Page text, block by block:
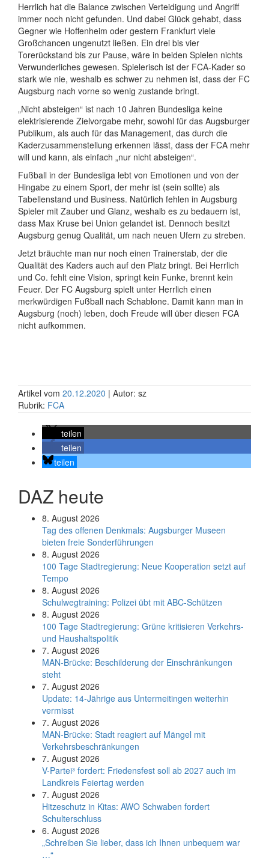
Herrlich hat die Balance zwischen Verteidigung und Angriff
immer noch nicht gefunden. Und dabei Glück gehabt, dass
Gegner wie Hoffenheim oder gestern Frankfurt viele
Großchancen ungenutzt ließen. Ein drei bis vier
Torerückstand bis zur Pause, wäre in beiden Spielen nichts
Verwunderliches gewesen. Spielerisch ist der FCA-Kader so
stark wie nie, weshalb es schwer zu nehmen ist, dass der FC
Augsburg nach vorne so wenig zustande bringt.
„Nicht absteigen“ ist nach 10 Jahren Bundesliga keine
elektrisierende Zielvorgabe mehr, sowohl für das Augsburger
Publikum, als auch für das Management, das durch die
Kaderzusammenstellung erkennen lässt, dass der FCA mehr
will und kann, als einfach „nur nicht absteigen“.
Fußball in der Bundesliga lebt von Emotionen und von der
Hingabe zu einem Sport, der mehr ist (sein sollte) als
Tabellenstand und Business. Natürlich fehlen in Augsburg
Spieler mit Zauber und Glanz, weshalb es zu bedauern ist,
dass Max Kruse bei Union gelandet ist. Dennoch besitzt
Augsburg genug Qualität, um nach neuen Ufern zu streben.
Jetzt bräuchte man nur noch einen Trainerstab, der die
Qualität des Kaders auch auf den Platz bringt. Bei Herrlich
und Co. fehlt eine Vision, springt kein Funke, brennt kein
Feuer. Der FC Augsburg spielt unter Herrlich einen
merkwürdigen Fußball nach Schablone. Damit kann man in
Augsburg (noch) leben, doch Freude will über diesen FCA
nicht aufkommen.
Artikel vom 20.12.2020 | Autor: sz
Rubrik: FCA
teilen
teilen
teilen
DAZ heute
8. August 2026
Tag des offenen Denkmals: Augsburger Museen
bieten freie Sonderführungen
8. August 2026
100 Tage Stadtregierung: Neue Kooperation setzt auf
Tempo
8. August 2026
Schul­weg­trai­ning: Poli­zei übt mit ABC-Schüt­zen
8. August 2026
100 Tage Stadtregierung: Grüne kritisieren Verkehrs-
und Haushaltspolitik
7. August 2026
MAN-Brücke: Beschilderung der Einschränkungen
steht
7. August 2026
Update: 14-Jährige aus Untermeitingen weiterhin
vermisst
7. August 2026
MAN-Brücke: Stadt reagiert auf Mängel mit
Verkehrsbeschränkungen
7. August 2026
V-Partei­³ fordert: Friedens­fest soll ab 2027 auch im
Land­kreis Feier­tag werden
7. August 2026
Hitzeschutz in Kitas: AWO Schwaben fordert
Schulterschluss
6. August 2026
„Schreiben Sie lieber, dass ich Ihnen unbequem war
…“